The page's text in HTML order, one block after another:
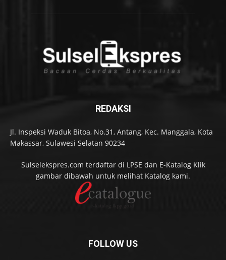
REDAKSI
Jl. Inspeksi Waduk Bitoa, No.31, Antang, Kec. Manggala, Kota
Makassar, Sulawesi Selatan 90234
Sulselekspres.com terdaftar di LPSE dan E-Katalog Klik
gambar dibawah untuk melihat Katalog kami.
FOLLOW US